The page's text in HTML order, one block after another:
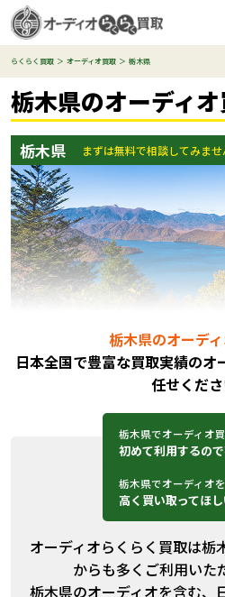
らくらく買取 オーディオ買取 栃木県
栃木県のオーディ
栃木県 まずは無料で相談してみませ
栃木県のオーデ
日本全国で豊富な買取実績のオ
任せくださ
栃木県でオーディオ
初めて利用するの
栃木県でオーディオを
高く買い取ってほ
オーディオらくらく買取は栃
からも多くご利用いた
栃木県のオーディオを含む、